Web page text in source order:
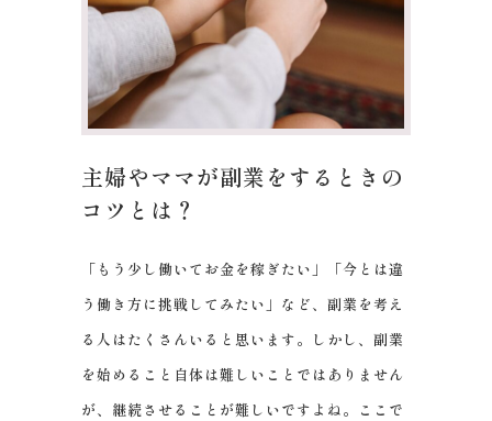
主婦やママが副業をするときの
コツとは？
「もう少し働いてお金を稼ぎたい」「今とは違
う働き方に挑戦してみたい」など、副業を考え
る人はたくさんいると思います。しかし、副業
を始めること自体は難しいことではありません
が、継続させることが難しいですよね。ここで